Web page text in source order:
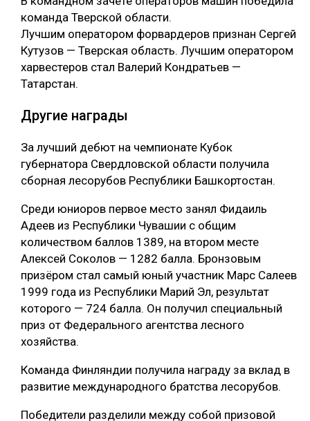
команда Тверской области.
Лучшим оператором форвардеров признан Сергей
Кутузов — Тверская область. Лучшим оператором
харвестеров стал Валерий Кондратьев —
Татарстан.
Другие награды
За лучший дебют на чемпионате Кубок
губернатора Свердловской области получила
сборная лесорубов Республики Башкортостан.
Среди юниоров первое место занял Фидаиль
Адеев из Республики Чувашии с общим
количеством баллов 1389, на втором месте
Алексей Соколов — 1282 балла. Бронзовым
призёром стал самый юный участник Марс Салеев
1999 года из Республики Марий Эл, результат
которого — 724 балла. Он получил специальный
приз от Федерального агентства лесного
хозяйства.
Команда Финляндии получила награду за вклад в
развитие международного братства лесорубов.
Победители разделили между собой призовой